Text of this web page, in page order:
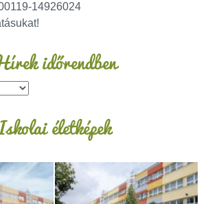
14926024
időrendben
életképek